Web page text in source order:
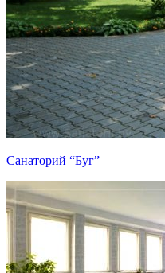
Санаторий “Буг”